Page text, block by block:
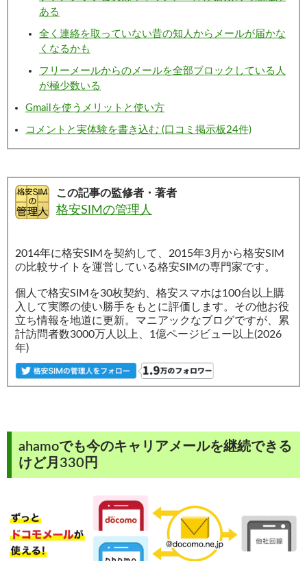
ある
全く連絡を取っていない昔の知人からメールが届かな
くなるかも
フリーメールからのメールを全部ブロックしている人
が極少数いる
Gmailを使うメリットと使い方
コメントと実体験を書き込む (口コミ掲示板24件)
この記事の監修者・著者
格安SIMの管理人
2014年に格安SIMを契約して、2015年3月から格安SIM
の比較サイトを運営している格安SIMの専門家です。
個人で格安SIMを30枚契約、格安スマホは100台以上購
入して実際の使い勝手をもとに評価します。その他お役
立ち情報を地道に更新。マニアックなブログですが、累
計訪問者数3000万人以上、1億ページビュー以上(2026
年)
ahamoでも今のキャリアメールを継続できる
けど月330円